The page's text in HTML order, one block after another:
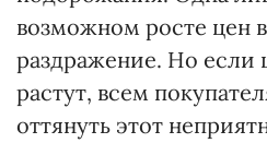
возможном росте цен
раздражение. Но если
растут, всем
оттянуть этот